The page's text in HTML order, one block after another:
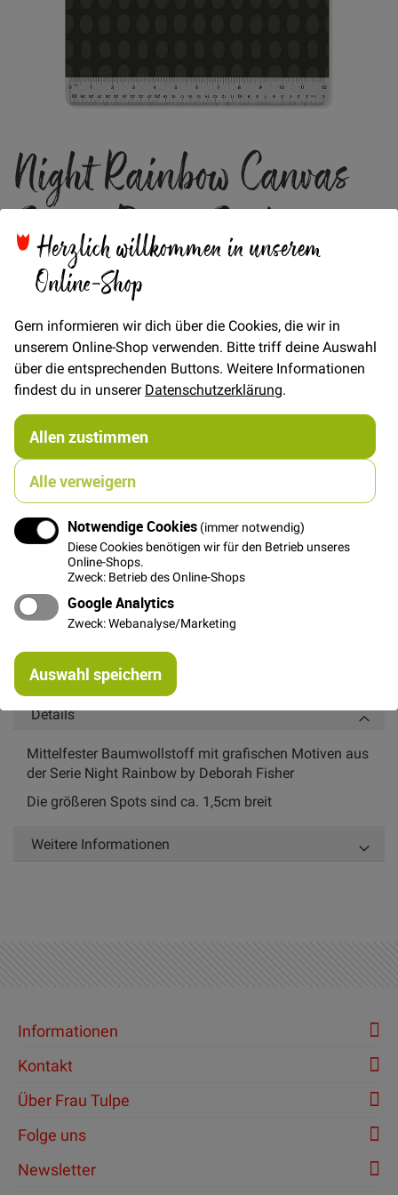
Herzlich willkommen in unserem
Online-Shop
Gern informieren wir dich über die Cookies, die wir in
unserem Online-Shop verwenden. Bitte triff deine Auswahl
über die entsprechenden Buttons. Weitere Informationen
findest du in unsererDatenschutzerklärung.
Allen zustimmen
Alle verweigern
Notwendige Cookies (immer notwendig)
Diese Cookies benötigen wir für den Betrieb unseres
Online-Shops.
Zweck: Betrieb des Online-Shops
Google Analytics
Zweck: Webanalyse/Marketing
Auswahl speichern
der
Bildgalerie
springen
Night Rainbow Canvas
Spot - Poppy Seed
Am Foto befindet sich ein Inch und Zentimeter Maßband!
VerfügbarkeitAuf Lager
Artikel
für
gruppiertes
Produkt
€/Meter (Freie Eingabe)
27,00 €
FAT QUARTER(ca. 50 x 55 cm)
7,00 €
In den Warenkorb
Details
Mittelfester Baumwollstoff mit grafischen Motiven aus
der Serie Night Rainbow by Deborah Fisher
Die größeren Spots sind ca. 1,5cm breit
Weitere Informationen
Informationen
Kontakt
Über Frau Tulpe
Folge uns
Newsletter